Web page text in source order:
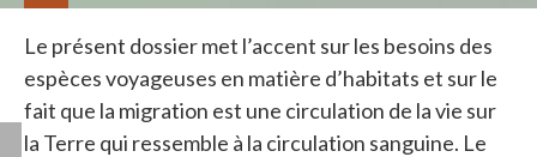
Le présent dossier met l’accent sur les besoins des
espèces voyageuses en matière d’habitats et sur le
fait que la migration est une circulation de la vie sur
la Terre qui ressemble à la circulation sanguine. Le